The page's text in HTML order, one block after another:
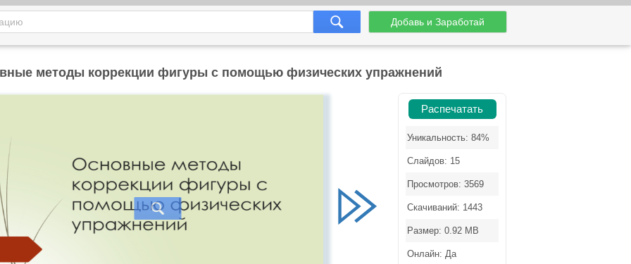
Добавь и Заработай
методы коррекции фигуры с помощью физических упражнений
Распечатать
Уникальность: 84%
Слайдов: 15
Просмотров: 3569
Скачиваний: 1443
Размер: 0.92 MB
Онлайн: Да